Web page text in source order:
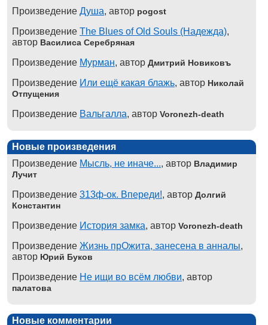
Произведение Душа, автор pogost
Произведение The Blues of Old Souls (Надежда),
автор Василиса Серебряная
Произведение Мурман, автор Дмитрий Новиковъ
Произведение Или ещё какая блажь, автор Николай
Отпущения
Произведение Вальгалла, автор Voronezh-death
Новые произведения
Произведение Мысль, не иначе..., автор Владимир
Лучит
Произведение 313ф-ок. Впереди!, автор Долгий
Константин
Произведение История замка, автор Voronezh-death
Произведение Жизнь прОжита, занесена в анналы,
автор Юрий Буков
Произведение Не ищи во всём любви, автор
палатова
Новые комментарии